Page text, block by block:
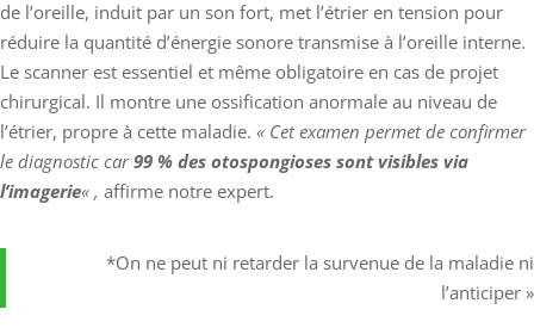
de l’oreille, induit par un son fort, met l’étrier en tension pour
réduire la quantité d’énergie sonore transmise à l’oreille interne.
Le scanner est essentiel et même obligatoire en cas de projet
chirurgical. Il montre une ossification anormale au niveau de
l’étrier, propre à cette maladie. « Cet examen permet de confirmer
le diagnostic car99 % des otospongioses sont visibles via
l’imagerie« , affirme notre expert.
*On ne peut ni retarder la survenue de la maladie ni
l’anticiper »